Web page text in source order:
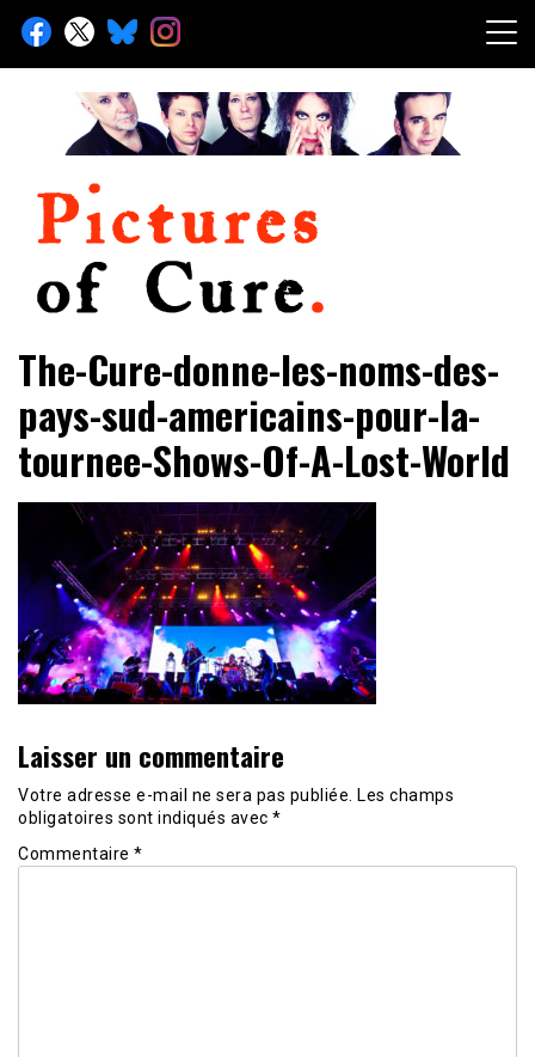
Skip
content
Pictures of Cure
The-Cure-donne-les-noms-des-
pays-sud-americains-pour-la-
tournee-Shows-Of-A-Lost-World
Laisser un commentaire
Votre adresse e-mail ne sera pas publiée.
Les champs
obligatoires sont indiqués avec *
Commentaire *